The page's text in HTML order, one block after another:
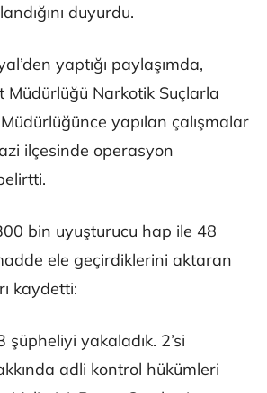
duyurdu.
yaptığı paylaşımda,
Müdürlüğü Narkotik Suçlarla
yapılan çalışmalar
ilçesinde operasyon
bin uyuşturucu hap ile 48
ele geçirdiklerini aktaran
kaydetti:
şüpheliyi yakaladık. 2’si
adli kontrol hükümleri